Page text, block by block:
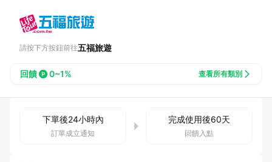
請按下方按鈕前往五福旅遊
回饋 0~1% 查看所有類別
下單後24小時內
訂單成立通知
完成使用後60天
回饋入點